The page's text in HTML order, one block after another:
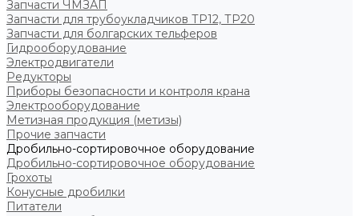
Запчасти ЧМЗАП
Запчасти для трубоукладчиков ТР12, ТР20
Запчасти для болгарских тельферов
Гидрооборудование
Электродвигатели
Редукторы
Приборы безопасности и контроля крана
Электрооборудование
Метизная продукция (метизы)
Прочие запчасти
Дробильно-сортировочное оборудование
Дробильно-сортировочное оборудование
Грохоты
Конусные дробилки
Питатели